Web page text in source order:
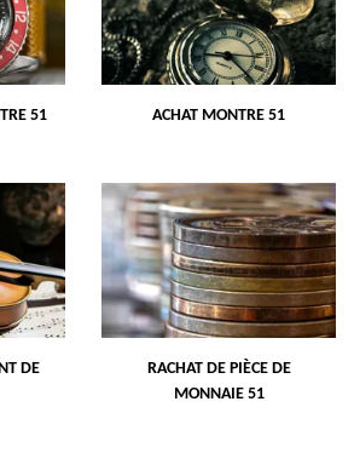
51 ACHAT MONTRE 51
DE
RACHAT DE PIÈCE DE
MONNAIE 51